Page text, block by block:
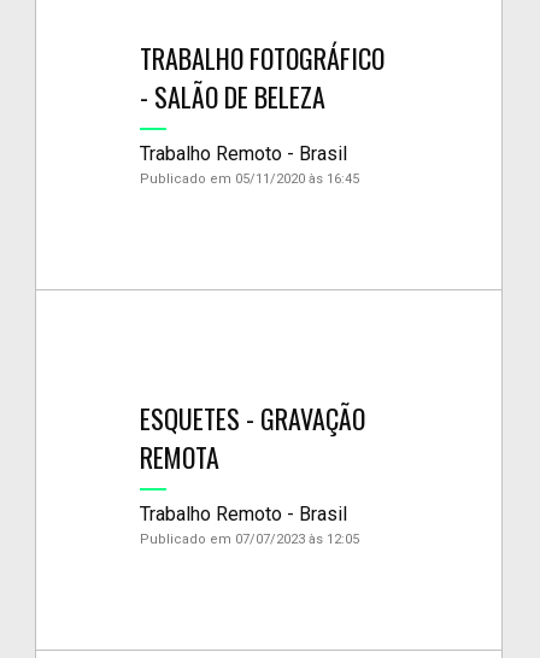
TRABALHO FOTOGRÁFICO
- SALÃO DE BELEZA
Trabalho Remoto - Brasil
Publicado em 05/11/2020 às 16:45
ESQUETES - GRAVAÇÃO
REMOTA
Trabalho Remoto - Brasil
Publicado em 07/07/2023 às 12:05